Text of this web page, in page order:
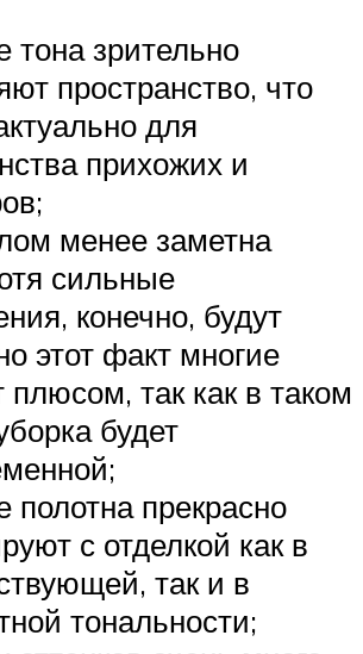
тона зрительно
пространство, что
для
прихожих и
менее заметна
сильные
конечно, будут
этот факт многие
плюсом, так как в таком
будет
полотна прекрасно
с отделкой как в
так и в
тональности;